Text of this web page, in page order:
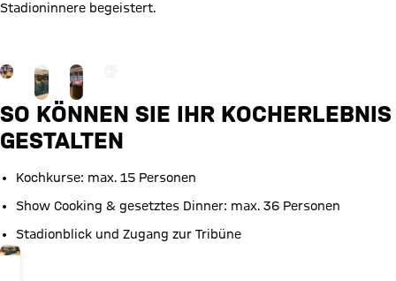
Stadioninnere begeistert.
Gehe zu Gallerie Seite: Mehr
SO KÖNNEN SIE IHR KOCHERLEBNIS
GESTALTEN
Kochkurse: max. 15 Personen
Show Cooking & gesetztes Dinner: max. 36 Personen
Stadionblick und Zugang zur Tribüne